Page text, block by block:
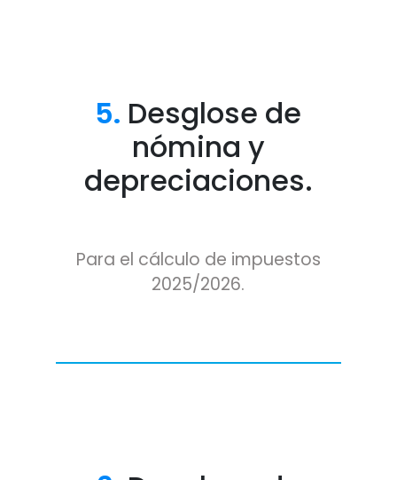
5. Desglose de
nómina y
depreciaciones.
Para el cálculo de impuestos
2025/2026.